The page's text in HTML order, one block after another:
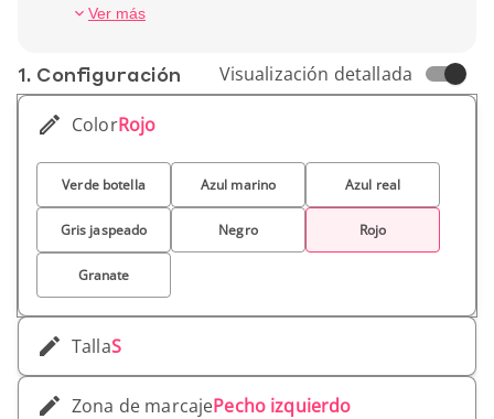
impresión nítida. Un básico cuidado para
Ver más
1. Conf­iguración Visualización detallada
ColorRojo
Verde botella Azul marino Azul real
Gris jaspeado Negro Rojo
Granate
TallaS
Zona de marcajePecho izquierdo